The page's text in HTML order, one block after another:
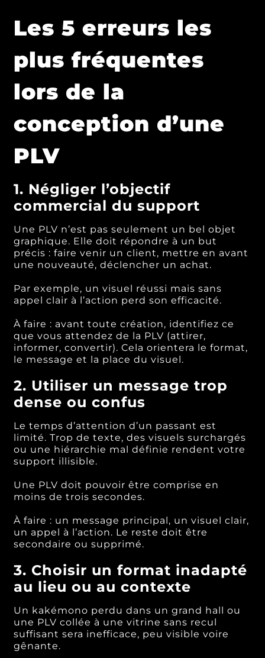
Les 5 erreurs les
plus fréquentes
lors de la
conception d’une
PLV
1. Négliger l’objectif
commercial du support
Une PLV n’est pas seulement un bel objet
graphique. Elle doit répondre à un but
précis : faire venir un client, mettre en avant
une nouveauté, déclencher un achat.
Par exemple, un visuel réussi mais sans
appel clair à l’action perd son efficacité.
À faire : avant toute création, identifiez ce
que vous attendez de la PLV (attirer,
informer, convertir). Cela orientera le format,
le message et la place du visuel.
2. Utiliser un message trop
dense ou confus
Le temps d’attention d’un passant est
limité. Trop de texte, des visuels surchargés
ou une hiérarchie mal définie rendent votre
support illisible.
Une PLV doit pouvoir être comprise en
moins de trois secondes.
À faire : un message principal, un visuel clair,
un appel à l’action. Le reste doit être
secondaire ou supprimé.
3. Choisir un format inadapté
au lieu ou au contexte
Un kakémono perdu dans un grand hall ou
une PLV collée à une vitrine sans recul
suffisant sera inefficace, peu visible voire
gênante.